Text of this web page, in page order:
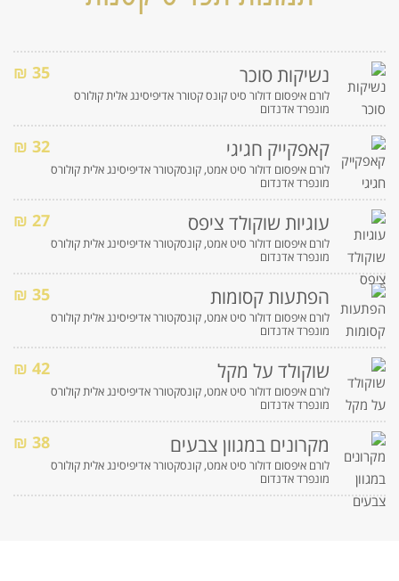
נשיקות סוכר
לורם איפסום דולור סיט קונס קטורר אדיפיסינג אלית קולורס
מונפרד אדנדום
35 ₪
קאפקייק חגיגי
לורם איפסום דולור סיט אמט, קונסקטורר אדיפיסינג אלית קולורס
מונפרד אדנדום
32 ₪
עוגיות שוקולד ציפס
לורם איפסום דולור סיט אמט, קונסקטורר אדיפיסינג אלית קולורס
מונפרד אדנדום
27 ₪
הפתעות קסומות
לורם איפסום דולור סיט אמט, קונסקטורר אדיפיסינג אלית קולורס
מונפרד אדנדום
35 ₪
שוקולד על מקל
לורם איפסום דולור סיט אמט, קונסקטורר אדיפיסינג אלית קולורס
מונפרד אדנדום
42 ₪
מקרונים במגוון צבעים
לורם איפסום דולור סיט אמט, קונסקטורר אדיפיסינג אלית קולורס
מונפרד אדנדום
38 ₪